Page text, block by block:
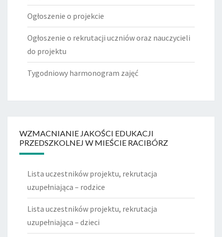
Ogłoszenie o projekcie
Ogłoszenie o rekrutacji uczniów oraz nauczycieli
do projektu
Tygodniowy harmonogram zajęć
WZMACNIANIE JAKOŚCI EDUKACJI
PRZEDSZKOLNEJ W MIEŚCIE RACIBÓRZ
Lista uczestników projektu, rekrutacja
uzupełniająca – rodzice
Lista uczestników projektu, rekrutacja
uzupełniająca – dzieci